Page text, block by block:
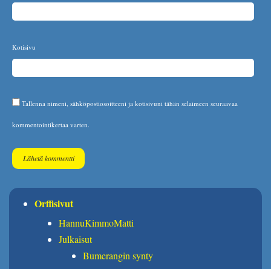
Kotisivu
Tallenna nimeni, sähköpostiosoitteeni ja kotisivuni tähän selaimeen seuraavaa
kommentointikertaa varten.
Orffisivut
HannuKimmoMatti
Julkaisut
Bumerangin synty